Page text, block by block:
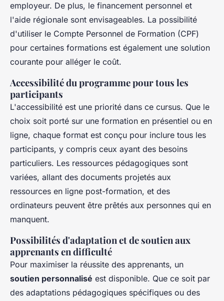
employeur. De plus, le financement personnel et
l'aide régionale sont envisageables. La possibilité
d'utiliser le Compte Personnel de Formation (CPF)
pour certaines formations est également une solution
courante pour alléger le coût.
Accessibilité du programme pour tous les
participants
L'accessibilité est une priorité dans ce cursus. Que le
choix soit porté sur une formation en présentiel ou en
ligne, chaque format est conçu pour inclure tous les
participants, y compris ceux ayant des besoins
particuliers. Les ressources pédagogiques sont
variées, allant des documents projetés aux
ressources en ligne post-formation, et des
ordinateurs peuvent être prêtés aux personnes qui en
manquent.
Possibilités d'adaptation et de soutien aux
apprenants en difficulté
Pour maximiser la réussite des apprenants, un
soutien personnalisé est disponible. Que ce soit par
des adaptations pédagogiques spécifiques ou des